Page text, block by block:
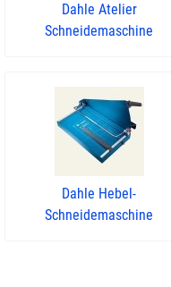
Dahle Atelier
Schneidemaschine
Dahle Hebel-
Schneidemaschine